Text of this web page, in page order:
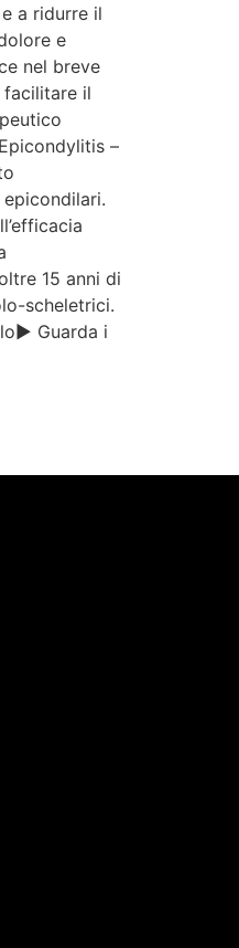
a ridurre il
e
nel breve
facilitare il
–
15 anni di
scheletrici.
Guarda i